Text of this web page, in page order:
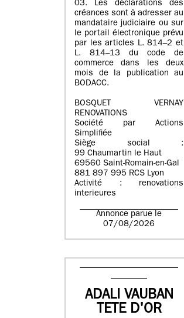
03. Les déclarations des
créances sont à adresser au
mandataire judiciaire ou sur
le portail électronique prévu
par les articles L. 814–2 et
L. 814–13 du code de
commerce dans les deux
mois de la publication au
BODACC.
BOSQUET VERNAY
RENOVATIONS
Société par Actions
Simplifiée
Siège social :
99 Chaumartin le Haut
69560 Saint-Romain-en-Gal
881 897 995 RCS Lyon
Activité : renovations
interieures
Annonce parue le
07/08/2026
ADALI VAUBAN
TETE D'OR